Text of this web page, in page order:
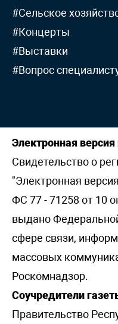
#Сельское
#Концерты
#Выставки
#Вопрос
Электронная
Свидетельство о
"Электронная
ФС 77 - 71258 от 10
выдано
сфере связи,
массовых
Роскомнадзор.
Соучредители
Правительство